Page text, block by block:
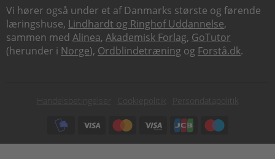
Vi hører også under et af Danmarks største og førende
læringshuse, Lindhardt og Ringhof Uddannelse,
sammen med Alinea, Akademisk Forlag, GoTutor
(herunder i Norge), Ordblindetræning og Forstå.dk.
Subfooter
Handelsbetingelser Cookiepolitik
Persondatapolitik
Subfooter
payment
options